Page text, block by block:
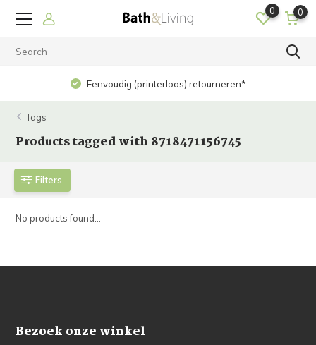
0 0
Eenvoudig (printerloos) retourneren*
Tags
Products tagged with 8718471156745
Filters
No products found...
Bezoek onze winkel